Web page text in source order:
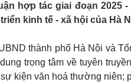
Vũ khí
Việt Nam
Đời sống
hợp tác giai đoạn 2025
kinh tế - xã hội của Hà
thành phố Hà Nội và
trọng tâm về tuyên
kiện văn hoá thường niên;